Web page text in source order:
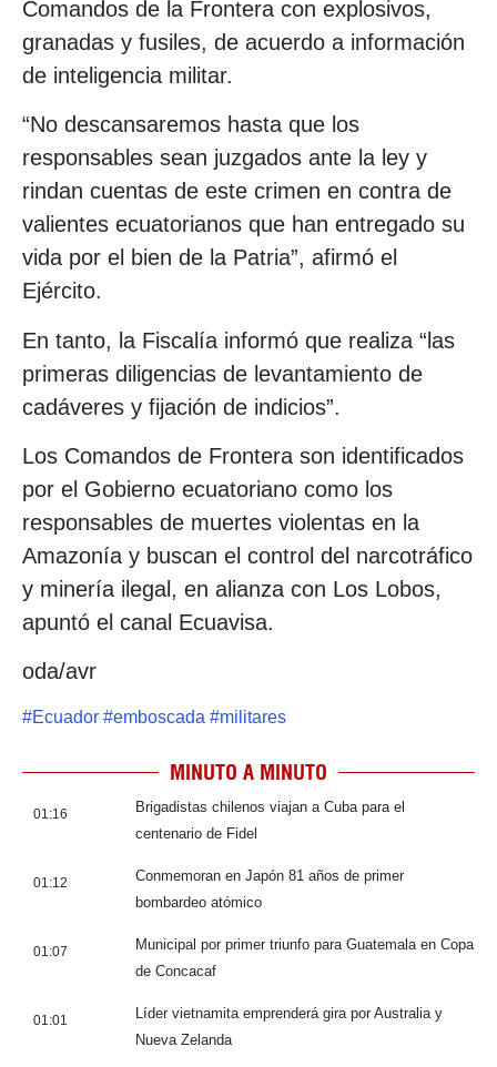
Comandos de la Frontera con explosivos,
granadas y fusiles, de acuerdo a información
de inteligencia militar.
“No descansaremos hasta que los
responsables sean juzgados ante la ley y
rindan cuentas de este crimen en contra de
valientes ecuatorianos que han entregado su
vida por el bien de la Patria”, afirmó el
Ejército.
En tanto, la Fiscalía informó que realiza “las
primeras diligencias de levantamiento de
cadáveres y fijación de indicios”.
Los Comandos de Frontera son identificados
por el Gobierno ecuatoriano como los
responsables de muertes violentas en la
Amazonía y buscan el control del narcotráfico
y minería ilegal, en alianza con Los Lobos,
apuntó el canal Ecuavisa.
oda/avr
#Ecuador #emboscada #militares
MINUTO A MINUTO
01:16
Brigadistas chilenos viajan a Cuba para el
centenario de Fidel
01:12
Conmemoran en Japón 81 años de primer
bombardeo atómico
01:07
Municipal por primer triunfo para Guatemala en Copa
de Concacaf
01:01
Líder vietnamita emprenderá gira por Australia y
Nueva Zelanda